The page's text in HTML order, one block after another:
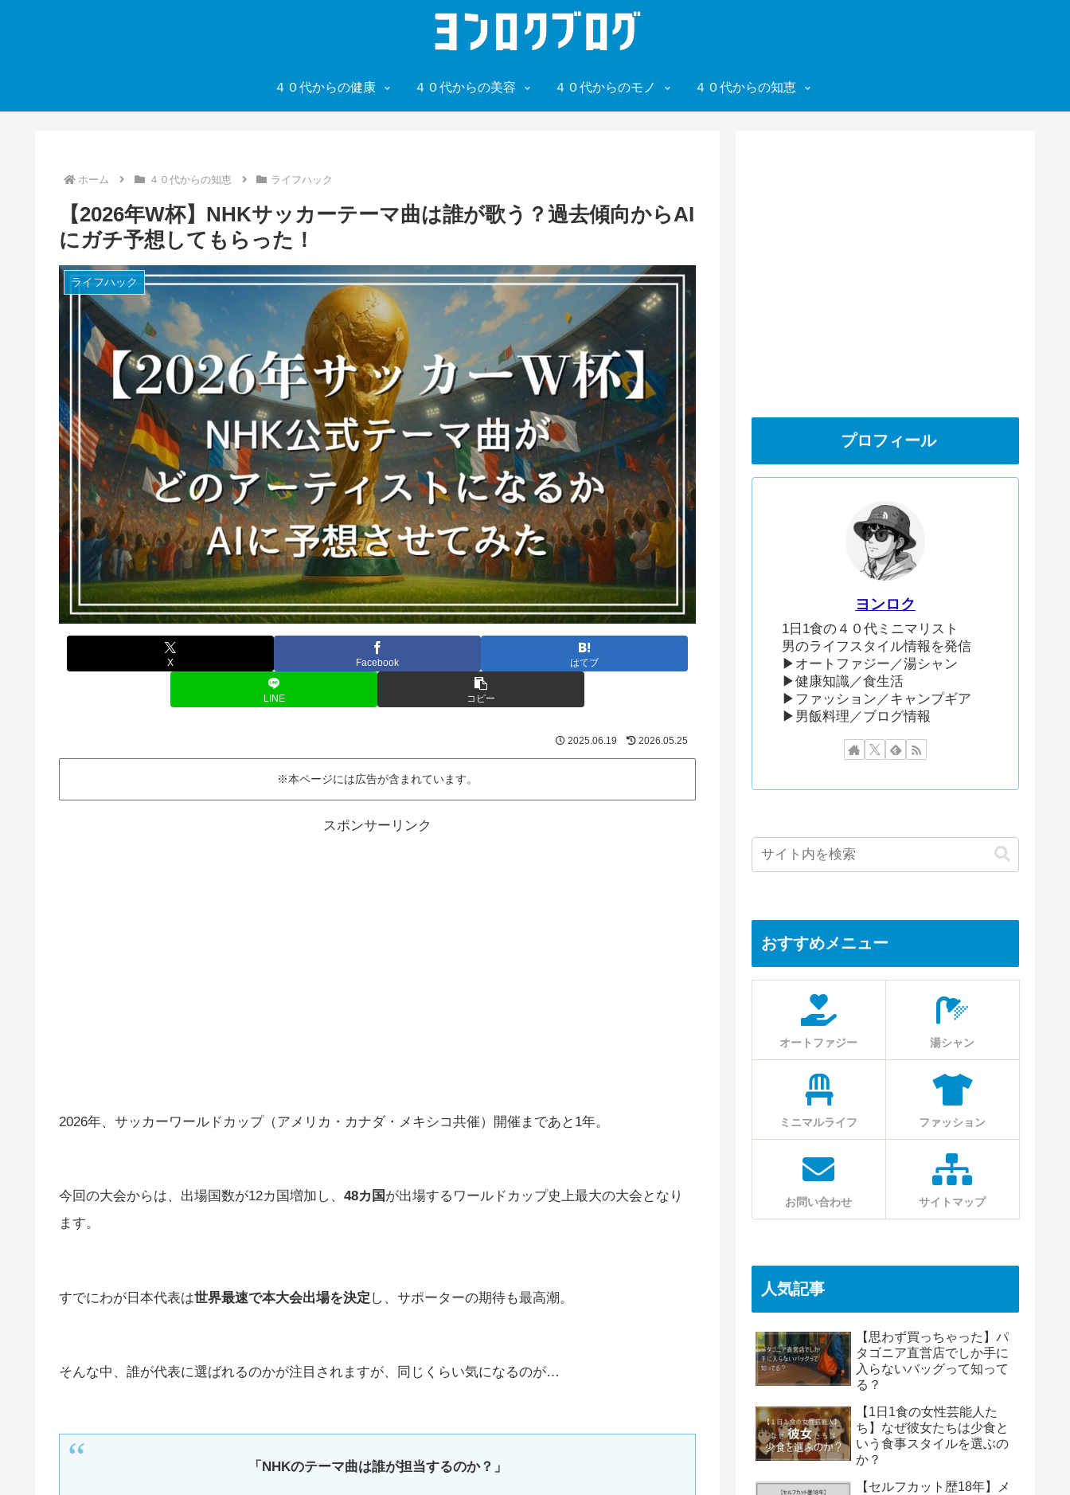
４０代からの健康 ４０代からの美容 ４０代からのモノ ４０代からの知恵
ホーム ４０代からの知恵 ライフハック
【2026年W杯】NHKサッカーテーマ曲は誰が歌う？過去傾向からAI
にガチ予想してもらった！
ライフハック
X Facebook はてブ
LINE コピー
2025.06.19 2026.05.25
※本ページには広告が含まれています。
スポンサーリンク
2026年、サッカーワールドカップ（アメリカ・カナダ・メキシコ共催）開催まであと1年。
今回の大会からは、出場国数が12カ国増加し、 48カ国 が出場するワールドカップ史上最大の大会となり
ます。
すでにわが日本代表は世界最速で本大会出場を決定 し、サポーターの期待も最高潮。
そんな中、誰が代表に選ばれるのかが注目されますが、同じくらい気になるのが…
「NHKのテーマ曲は誰が担当するのか？」
プロフィール
ヨンロク
1日1食の４０代ミニマリスト
男のライフスタイル情報を発信
▶︎オートファジー／湯シャン
▶︎健康知識／食生活
▶︎ファッション／キャンプギア
▶︎男飯料理／ブログ情報
おすすめメニュー
オートファジー 湯シャン
ミニマルライフ ファッション
お問い合わせ サイトマップ
人気記事
【思わず買っちゃった】パ
タゴニア直営店でしか手に
入らないバッグって知って
る？
【1日1食の女性芸能人た
ち】なぜ彼女たちは少食と
いう食事スタイルを選ぶの
か？
【セルフカット歴18年】メ